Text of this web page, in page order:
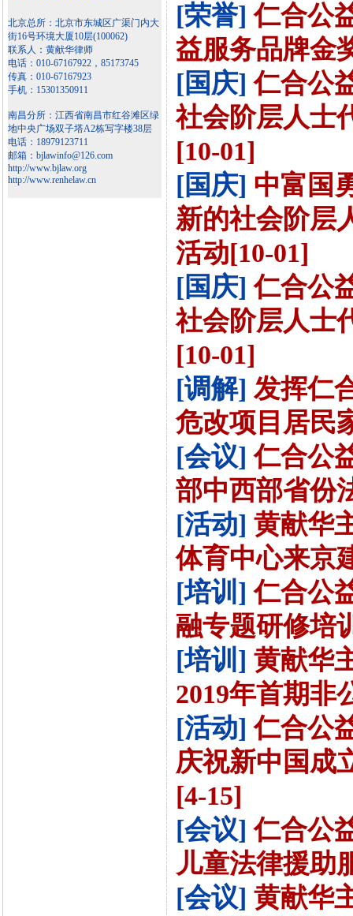
北京总所：北京市东城区广渠门内大
街16号环境大厦10层(100062)
联系人：黄献华律师
电话：010-67167922，85173745
传真：010-67167923
手机：15301350911
南昌分所：江西省南昌市红谷滩区绿
地中央广场双子塔A2栋写字楼38层
电话：18979123711
邮箱：bjlawinfo@126.com
http://www.bjlaw.org
http://www.renhelaw.cn
[荣誉] 仁合公
益服务品牌金
[国庆] 仁合公
社会阶层人士
[10-01]
[国庆] 中富国
新的社会阶层
活动[10-01]
[国庆] 仁合公
社会阶层人士
[10-01]
[调解] 发挥仁
危改项目居民
[会议] 仁合公
部中西部省份
[活动] 黄献华
体育中心来京
[培训] 仁合公
融专题研修培
[培训] 黄献华
2019年首期非
[活动] 仁合公
庆祝新中国成
[4-15]
[会议] 仁合公
儿童法律援助
[会议] 黄献华